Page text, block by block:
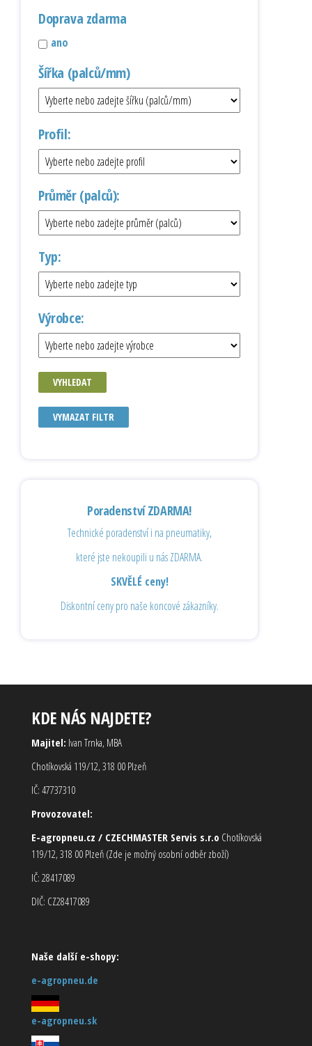
Doprava zdarma
ano
Šířka (palců/mm)
Profil:
Průměr (palců):
Typ:
Výrobce:
VYHLEDAT
VYMAZAT FILTR
Poradenství ZDARMA!
Technické poradenství i na pneumatiky,
které jste nekoupili u nás ZDARMA.
SKVĚLÉ ceny!
Diskontní ceny pro naše koncové zákazníky.
KDE NÁS NAJDETE?
Majitel: Ivan Trnka, MBA
Chotíkovská 119/12, 318 00 Plzeň
IČ: 47737310
Provozovatel:
E-agropneu.cz / CZECHMASTER Servis s.r.o Chotíkovská
119/12, 318 00 Plzeň (Zde je možný osobní odběr zboží)
IČ: 28417089
DIČ: CZ28417089
Naše další e-shopy:
e-agropneu.de
e-agropneu.sk